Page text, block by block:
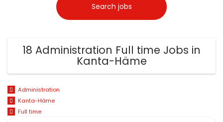
18 Administration Full time Jobs in
Kanta-Häme
Administration
Kanta-Häme
Full time